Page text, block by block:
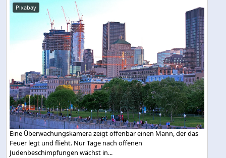
Pixabay
Eine Überwachungskamera zeigt offenbar einen Mann, der das
Feuer legt und flieht. Nur Tage nach offenen
Judenbeschimpfungen wächst in...